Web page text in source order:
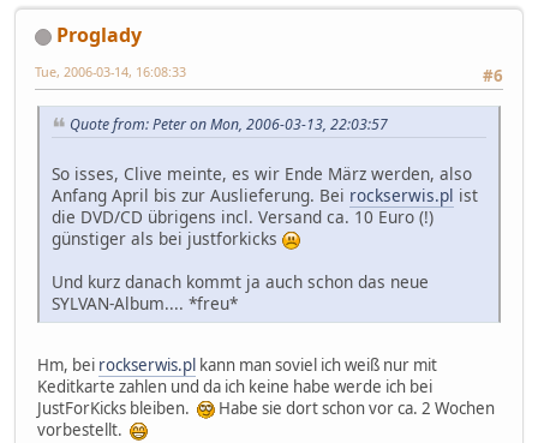
Proglady
#6
Tue, 2006-03-14, 16:08:33
Quote from: Peter on Mon, 2006-03-13, 22:03:57
So isses, Clive meinte, es wir Ende März werden, also
Anfang April bis zur Auslieferung. Bei rockserwis.pl ist
die DVD/CD übrigens incl. Versand ca. 10 Euro (!)
günstiger als bei justforkicks
Und kurz danach kommt ja auch schon das neue
SYLVAN-Album.... *freu*
Hm, bei rockserwis.pl kann man soviel ich weiß nur mit
Keditkarte zahlen und da ich keine habe werde ich bei
JustForKicks bleiben.
Habe sie dort schon vor ca. 2 Wochen
vorbestellt.